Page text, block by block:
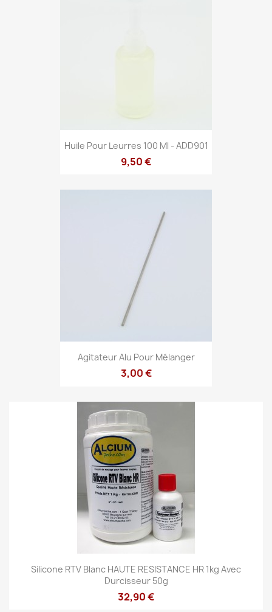
Huile Pour Leurres 100 Ml - ADD901
9,50 €
Agitateur Alu Pour Mélanger
3,00 €
Silicone RTV Blanc HAUTE RESISTANCE HR 1kg Avec
Durcisseur 50g
32,90 €